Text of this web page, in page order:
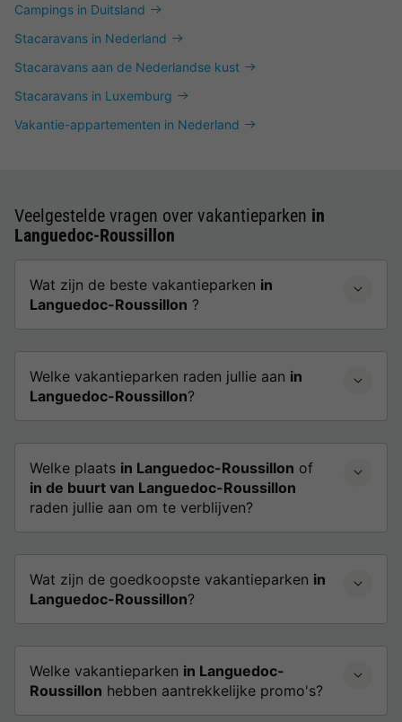
Campings in Duitsland
Stacaravans in Nederland
Stacaravans aan de Nederlandse kust
Stacaravans in Luxemburg
Vakantie-appartementen in Nederland
Veelgestelde vragen over vakantieparken in
Languedoc-Roussillon
Wat zijn de beste vakantieparken in
Languedoc-Roussillon ?
Welke vakantieparken raden jullie aan in
Languedoc-Roussillon?
Welke plaats in Languedoc-Roussillon of
in de buurt van Languedoc-Roussillon
raden jullie aan om te verblijven?
Wat zijn de goedkoopste vakantieparken in
Languedoc-Roussillon?
Welke vakantieparken in Languedoc-
Roussillon hebben aantrekkelijke promo's?